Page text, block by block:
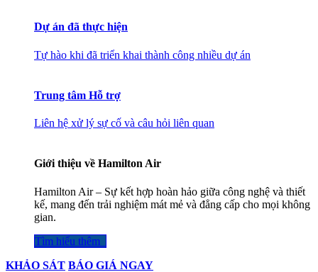
Dự án đã thực hiện
Tự hào khi đã triển khai thành công nhiều dự án
Trung tâm Hỗ trợ
Liên hệ xử lý sự cố và câu hỏi liên quan
Giới thiệu về Hamilton Air
Hamilton Air – Sự kết hợp hoàn hảo giữa công nghệ và thiết
kế, mang đến trải nghiệm mát mẻ và đẳng cấp cho mọi không
gian.
Tìm hiểu thêm​​​​​​​​
KHẢO SÁT BÁO GIÁ NGAY